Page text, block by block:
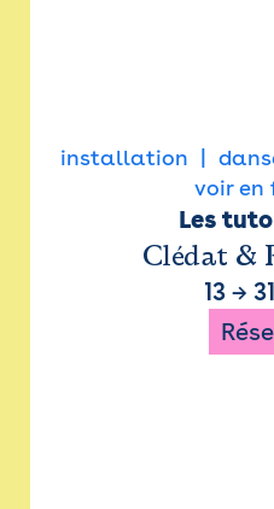
installation
voir
Les
Clédat &
13→